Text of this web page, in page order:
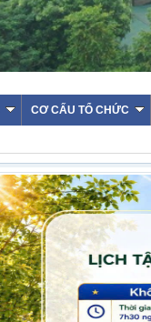
CƠ CẤU TỔ CHỨC